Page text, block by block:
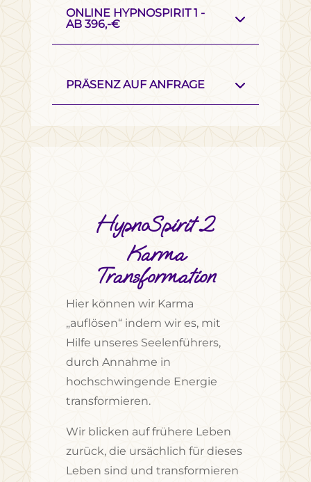
ONLINE HYPNOSPIRIT 1 -
AB 396,-€
PRÄSENZ AUF ANFRAGE
HypnoSpirit 2
Karma
Transformation
Hier können wir Karma
„auflösen“ indem wir es, mit
Hilfe unseres Seelenführers,
durch Annahme in
hochschwingende Energie
transformieren.
Wir blicken auf frühere Leben
zurück, die ursächlich für dieses
Leben sind und transformieren